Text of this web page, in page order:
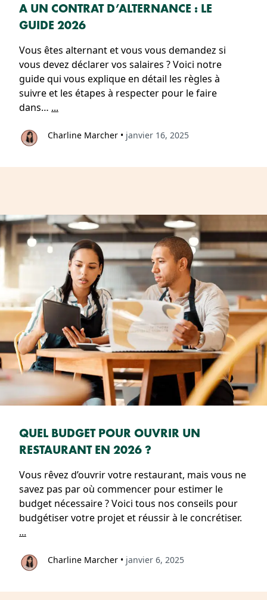
A UN CONTRAT D’ALTERNANCE : LE
GUIDE 2026
Vous êtes alternant et vous vous demandez si
vous devez déclarer vos salaires ? Voici notre
guide qui vous explique en détail les règles à
suivre et les étapes à respecter pour le faire
dans… ...
Charline Marcher • janvier 16, 2025
QUEL BUDGET POUR OUVRIR UN
RESTAURANT EN 2026 ?
Vous rêvez d’ouvrir votre restaurant, mais vous ne
savez pas par où commencer pour estimer le
budget nécessaire ? Voici tous nos conseils pour
budgétiser votre projet et réussir à le concrétiser.
...
Charline Marcher • janvier 6, 2025